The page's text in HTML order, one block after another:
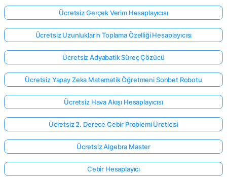
Ücretsiz Gerçek Verim Hesaplayıcısı
Ücretsiz Uzunlukların Toplama Özelliği Hesaplayıcısı
Ücretsiz Adyabatik Süreç Çözücü
Ücretsiz Yapay Zeka Matematik Öğretmeni Sohbet Robotu
Ücretsiz Hava Akışı Hesaplayıcısı
Ücretsiz 2. Derece Cebir Problemi Üreticisi
Ücretsiz Algebra Master
Cebir Hesaplayıcı